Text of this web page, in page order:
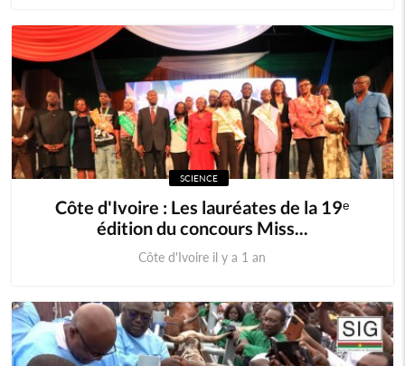
SCIENCE
Côte d'Ivoire : Les lauréates de la 19ᵉ
édition du concours Miss...
Côte d'Ivoire il y a 1 an